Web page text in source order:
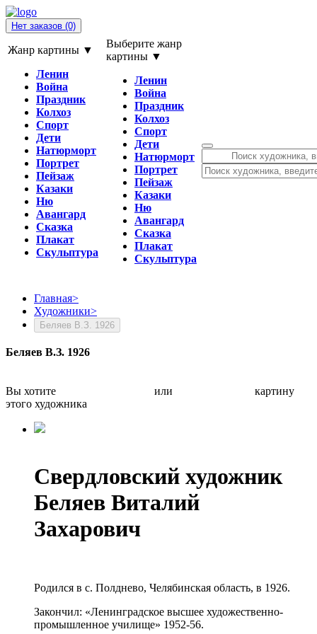
Нет заказов (0)
Жанр картины ▼
Ленин
Война
Праздник
Колхоз
Спорт
Дети
Натюрморт
Портрет
Пейзаж
Казаки
Ню
Авангард
Сказка
Плакат
Скульптура
Выберите жанр
картины ▼
Ленин
Война
Праздник
Колхоз
Спорт
Дети
Натюрморт
Портрет
Пейзаж
Казаки
Ню
Авангард
Сказка
Плакат
Скульптура
Главная>
Художники>
Беляев В.З. 1926
Беляев В.З. 1926
Вы хотите или
картину
этого художника
Свердловский художник
Беляев Виталий
Захарович
Родился в с. Полднево, Челябинская область, в 1926.
Закончил: «Ленинградское высшее художественно-
промышленное училище» 1952-56.